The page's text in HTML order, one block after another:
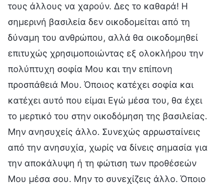
τους άλλους να χαρούν. Δες το καθαρά! Η
σημερινή βασιλεία δεν οικοδομείται από τη
δύναμη του ανθρώπου, αλλά θα οικοδομηθεί
επιτυχώς χρησιμοποιώντας εξ ολοκλήρου την
πολύπτυχη σοφία Μου και την επίπονη
προσπάθειά Μου. Όποιος κατέχει σοφία και
κατέχει αυτό που είμαι Εγώ μέσα του, θα έχει
το μερτικό του στην οικοδόμηση της βασιλείας.
Μην ανησυχείς άλλο. Συνεχώς αρρωσταίνεις
από την ανησυχία, χωρίς να δίνεις σημασία για
την αποκάλυψη ή τη φώτιση των προθέσεών
Μου μέσα σου. Μην το συνεχίζεις άλλο. Όποιο